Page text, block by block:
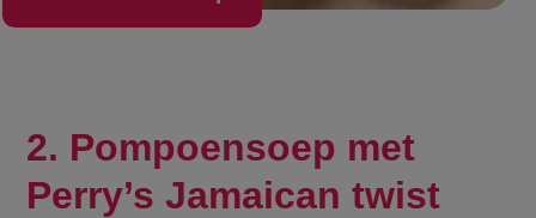
2. Pompoensoep met
Perry’s Jamaican twist